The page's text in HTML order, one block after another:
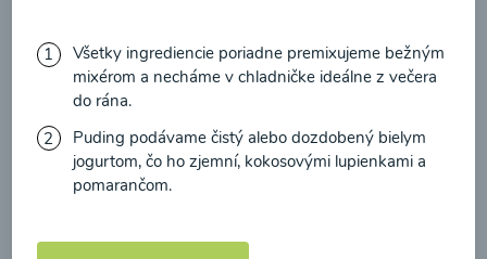
Načítať ďalšie
Všetky ingrediencie poriadne premixujeme bežným
mixérom a necháme v chladničke ideálne z večera
do rána.
Puding podávame čistý alebo dozdobený bielym
jogurtom, čo ho zjemní, kokosovými lupienkami a
pomarančom.